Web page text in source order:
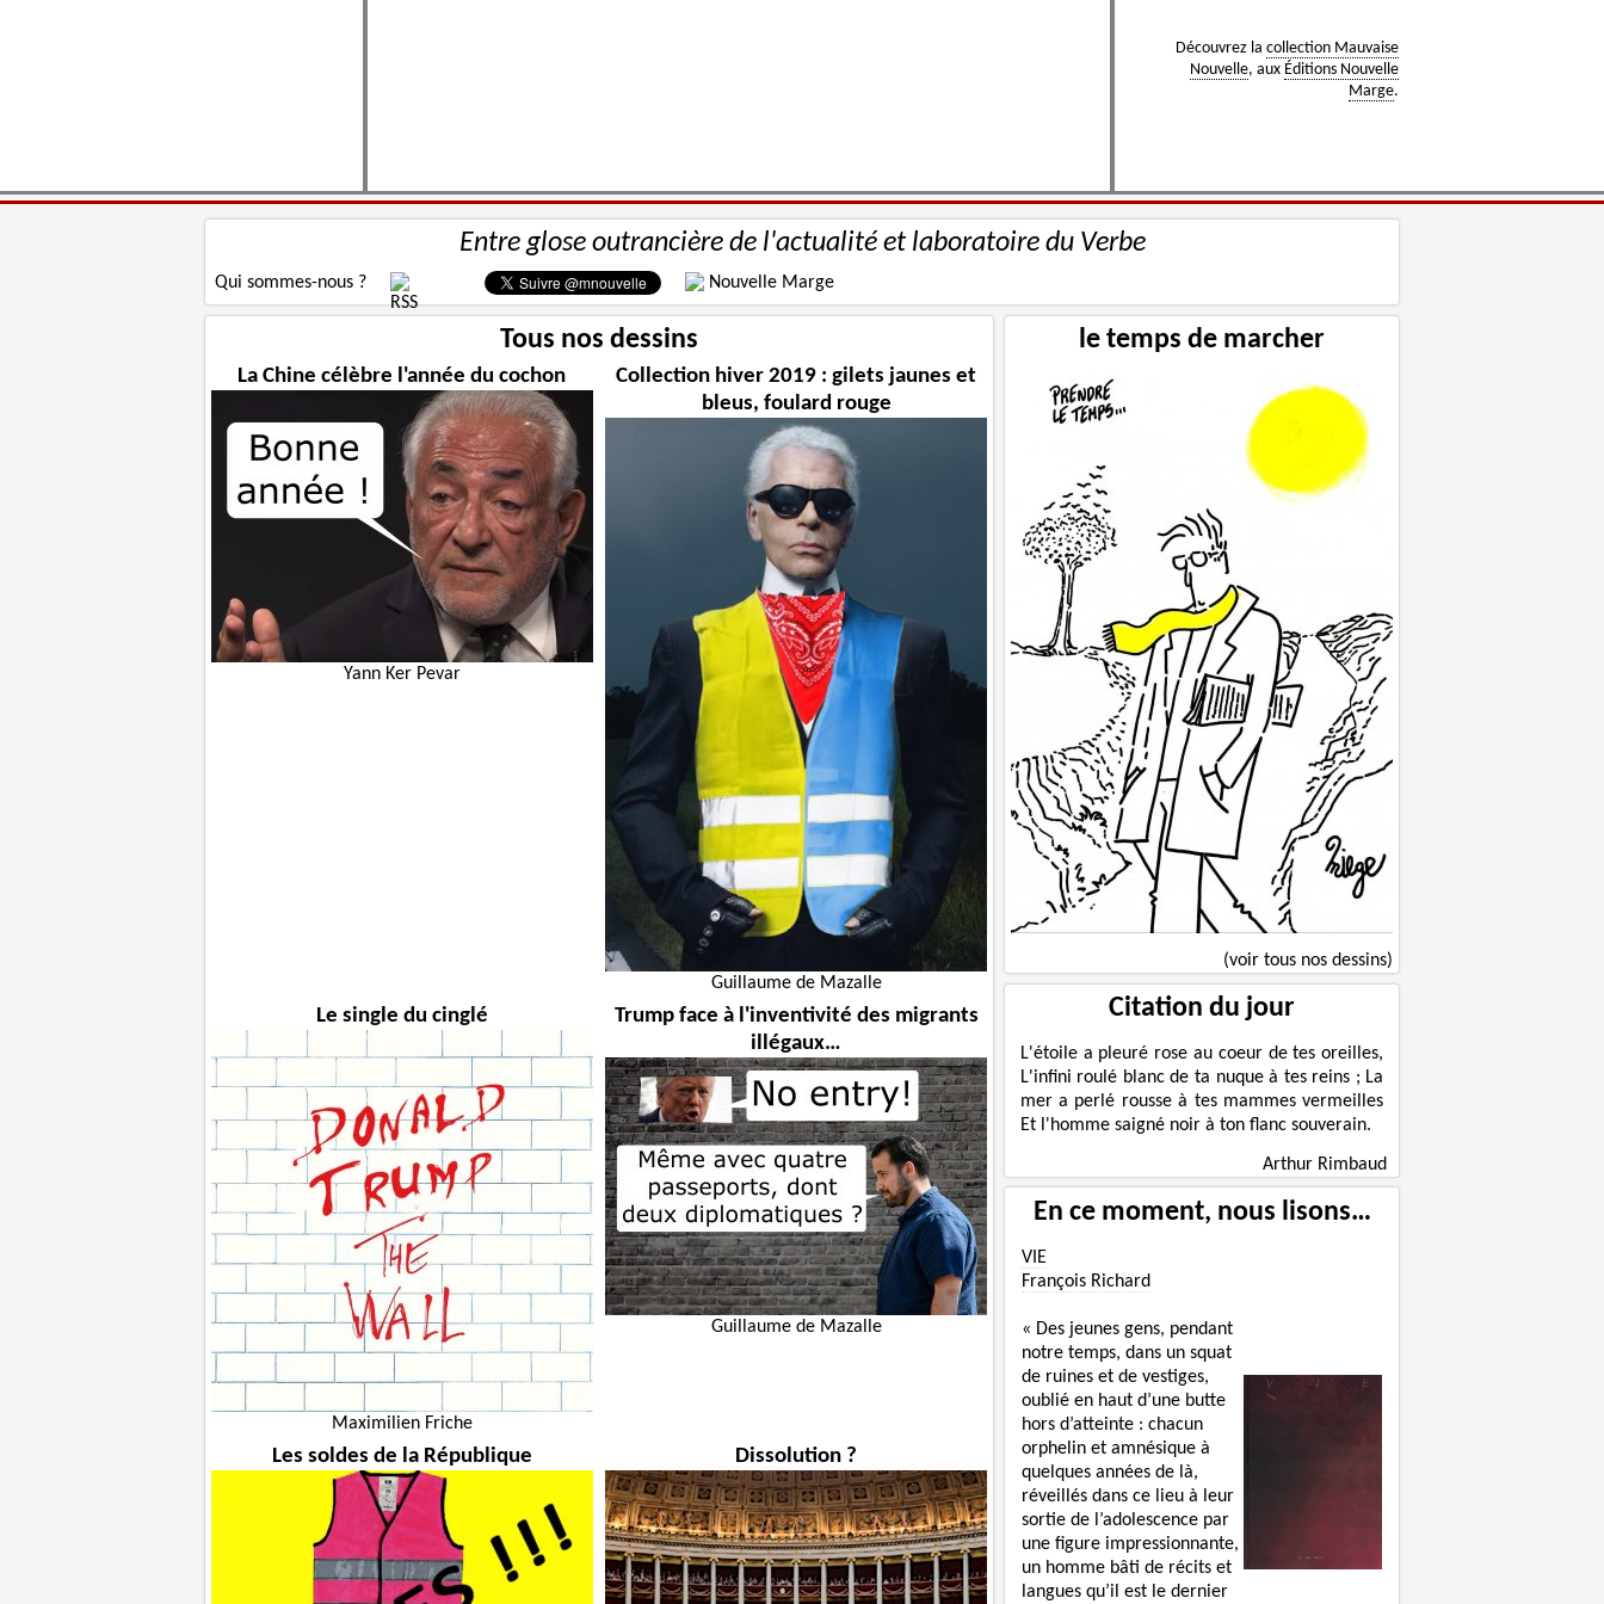
Découvrez la collection Mauvaise
Nouvelle, aux Éditions Nouvelle
Marge.
Entre glose outrancière de l'actualité et laboratoire du Verbe
Qui sommes-nous ? Nouvelle Marge
Tous nos dessins
La Chine célèbre l'année du cochon
Yann Ker Pevar
Collection hiver 2019 : gilets jaunes et
bleus, foulard rouge
Guillaume de Mazalle
Le single du cinglé
Maximilien Friche
Trump face à l'inventivité des migrants
illégaux…
Guillaume de Mazalle
Les soldes de la République Dissolution ?
le temps de marcher
(voir tous nos dessins)
Citation du jour
L'étoile a pleuré rose au coeur de tes oreilles,
L'infini roulé blanc de ta nuque à tes reins ; La
mer a perlé rousse à tes mammes vermeilles
Et l'homme saigné noir à ton flanc souverain.
Arthur Rimbaud
En ce moment, nous lisons…
VIE
François Richard
« Des jeunes gens, pendant
notre temps, dans un squat
de ruines et de vestiges,
oublié en haut d’une butte
hors d’atteinte : chacun
orphelin et amnésique à
quelques années de là,
réveillés dans ce lieu à leur
sortie de l’adolescence par
une figure impressionnante,
un homme bâti de récits et
langues qu’il est le dernier